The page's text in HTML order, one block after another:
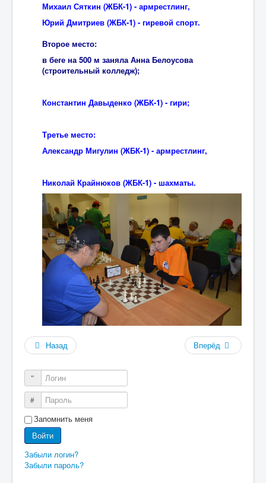
Михаил Сяткин (ЖБК-1) - армрестлинг,
Юрий Дмитриев (ЖБК-1) - гиревой спорт.
Второе место:
в беге на 500 м заняла Анна Белоусова
(строительный колледж);
Константин Давыденко (ЖБК-1) - гири;
Третье место:
Александр Мигулин (ЖБК-1) - армрестлинг,
Николай Крайнюков (ЖБК-1) - шахматы.
Назад Вперёд
Логин
Пароль
Запомнить меня
Войти
Забыли логин?
Забыли пароль?